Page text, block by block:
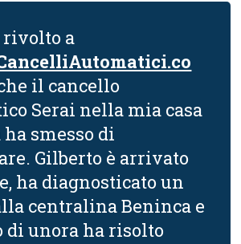
rivolto a
il cancello
Serai nella mia casa
smesso di
Gilberto è arrivato
ha diagnosticato un
centralina Beninca e
unora ha risolto